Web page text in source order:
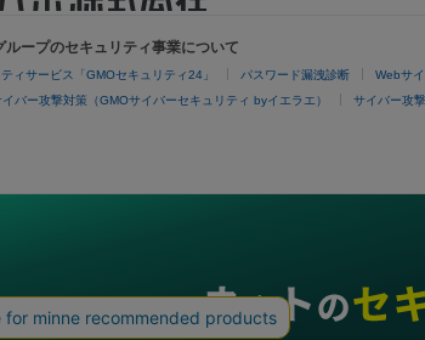
ループのセキュリティ事業について
ィサービス「GMOセキュリティ24」 パスワード漏洩診断 Webサ
イバー攻撃対策（GMOサイバーセキュリティ byイエラエ） サイバー攻